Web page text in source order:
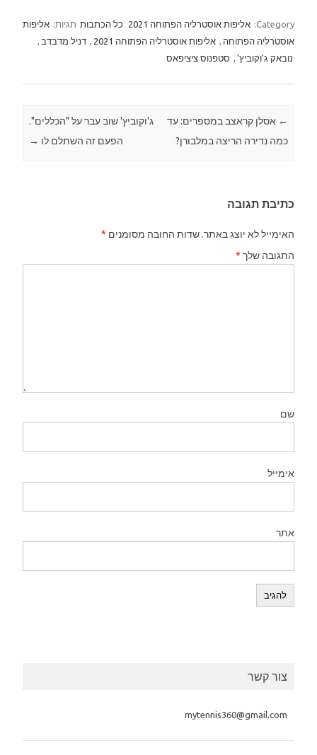
Category: אליפות אוסטרליה הפתוחה 2021 כל הכתבות תגיות: אליפות
אוסטרליה הפתוחה , אליפות אוסטרליה הפתוחה 2021 , דניל מדבדב ,
נובאק ג'וקוביץ' , סטפנוס ציציפאס
Post navigation
← אסלן קראצב במספרים: עד
כמה נדירה הריצה במלבורן?
ג'וקוביץ' שוב עבר על "הכללים".
הפעם זה השתלם לו →
כתיבת תגובה
האימייל לא יוצג באתר.שדות החובה מסומנים *
התגובה שלך *
שם
אימייל
אתר
צור קשר
mytennis360@gmail.com